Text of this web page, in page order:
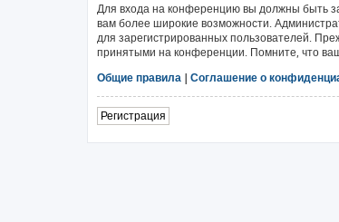
Для входа на конференцию вы должны быть
вам более широкие возможности.
для зарегистрированных пользователей.
принятыми на конференции. Помните, что
Общие правила | Соглашение о
Регистрация